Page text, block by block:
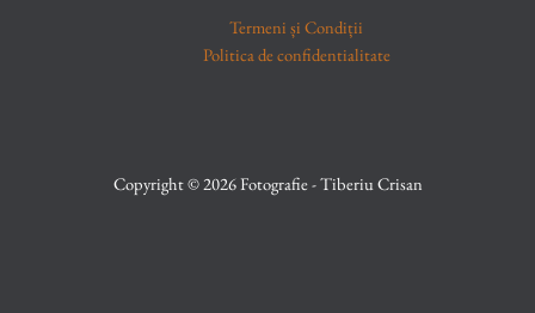
Termeni și Condiții
Politica de confidentialitate
Copyright © 2026 Fotografie - Tiberiu Crisan